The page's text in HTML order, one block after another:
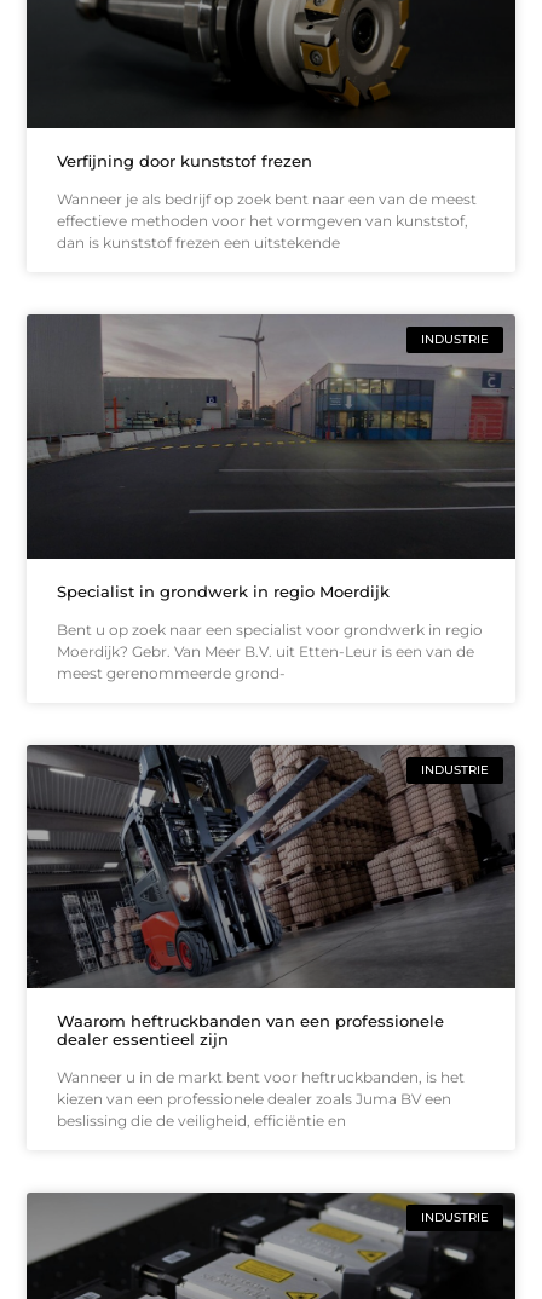
Verfijning door kunststof frezen
Wanneer je als bedrijf op zoek bent naar een van de meest
effectieve methoden voor het vormgeven van kunststof,
dan is kunststof frezen een uitstekende
INDUSTRIE
Specialist in grondwerk in regio Moerdijk
Bent u op zoek naar een specialist voor grondwerk in regio
Moerdijk? Gebr. Van Meer B.V. uit Etten-Leur is een van de
meest gerenommeerde grond-
INDUSTRIE
Waarom heftruckbanden van een professionele
dealer essentieel zijn
Wanneer u in de markt bent voor heftruckbanden, is het
kiezen van een professionele dealer zoals Juma BV een
beslissing die de veiligheid, efficiëntie en
INDUSTRIE